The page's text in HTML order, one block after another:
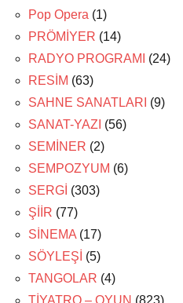
Pop Opera (1)
PRÖMİYER (14)
RADYO PROGRAMI
(24)
RESİM (63)
SAHNE SANATLARI (9)
SANAT-YAZI (56)
SEMİNER (2)
SEMPOZYUM (6)
SERGİ (303)
ŞİİR (77)
SİNEMA (17)
SÖYLEŞİ (5)
TANGOLAR (4)
TİYATRO – OYUN (823)